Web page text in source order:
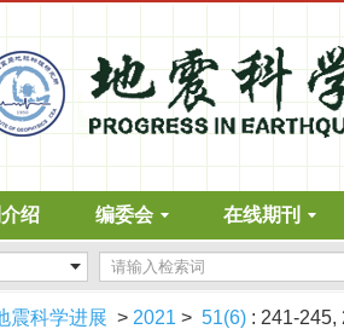
绍 编委会 在线期刊
震科学进展 > 2021 > 51(6) : 241-245,